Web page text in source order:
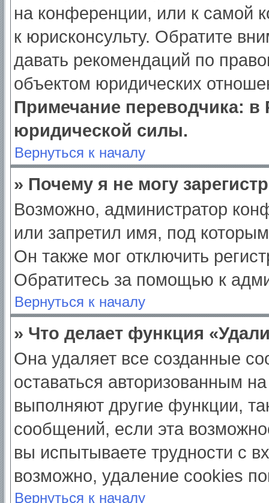
на конференции, или к самой
к юрисконсульту. Обратите
давать рекомендаций по
объектом юридических
Примечание переводчика: в
юридической силы.
Вернуться к началу
» Почему я не могу
Возможно, администратор
или запретил имя, под
Он также мог отключить
Обратитесь за помощью к
Вернуться к началу
» Что делает функция
Она удаляет все созданные
оставаться авторизованным
выполняют другие функции,
сообщений, если эта
вы испытываете трудности с
возможно, удаление cookies
Вернуться к началу